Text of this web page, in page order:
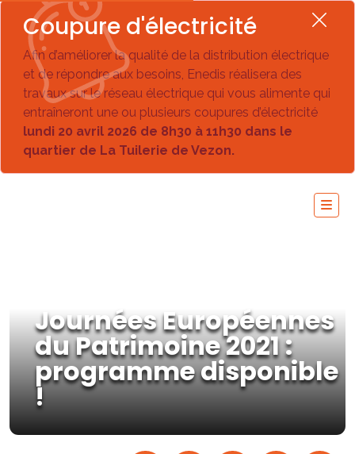
Coupure d'électricité
Afin d’améliorer la qualité de la distribution électrique
et de répondre aux besoins, Enedis réalisera des
travaux sur le réseau électrique qui vous alimente qui
entraîneront une ou plusieurs coupures d’électricité
lundi 20 avril 2026 de 8h30 à 11h30 dans le
quartier de La Tuilerie de Vezon.
Journées Européennes
du Patrimoine 2021 :
programme disponible
!